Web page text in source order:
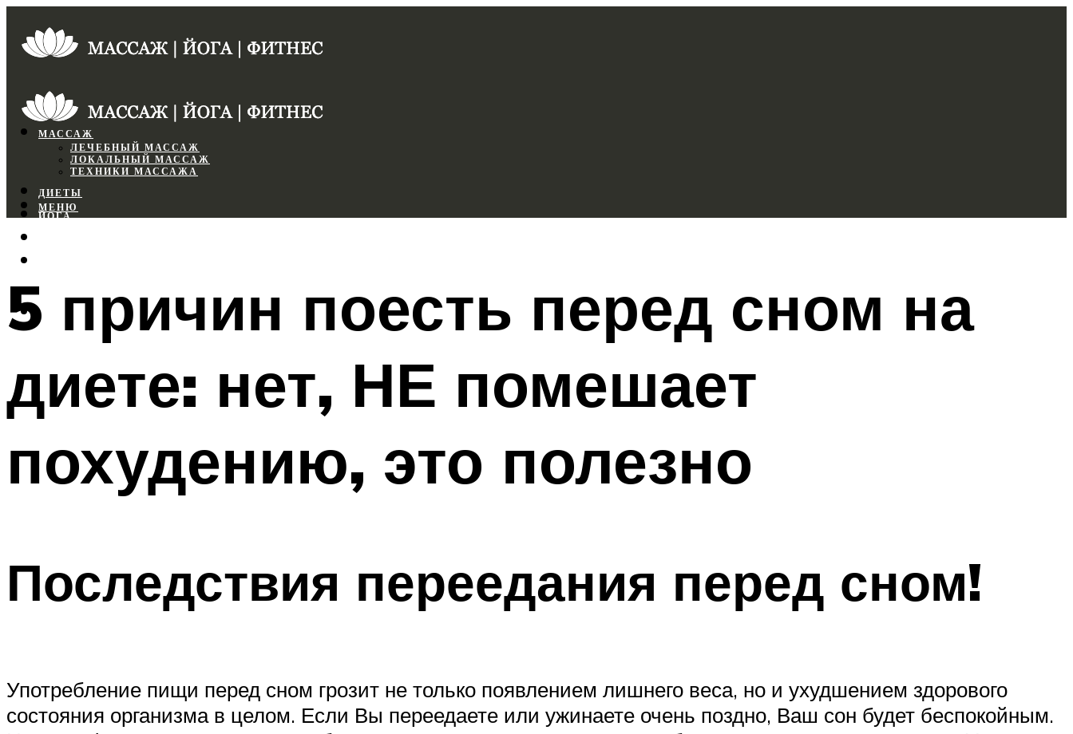
МАССАЖ
ЛЕЧЕБНЫЙ МАССАЖ
ЛОКАЛЬНЫЙ МАССАЖ
ТЕХНИКИ МАССАЖА
ДИЕТЫ
ЙОГА
МЕНЮ
МЕНЮ
5 причин поесть перед сном на
диете: нет, НЕ помешает
похудению, это полезно
Последствия переедания перед сном!
Употребление пищи перед сном грозит не только появлением лишнего веса, но и ухудшением здорового
состояния организма в целом. Если Вы переедаете или ужинаете очень поздно, Ваш сон будет беспокойным.